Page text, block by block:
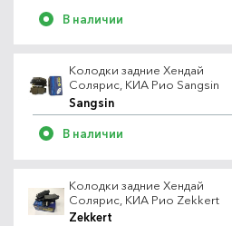
В наличии
Колодки задние Хендай
Солярис, КИА Рио Sangsin
Sangsin
В наличии
Колодки задние Хендай
Солярис, КИА Рио Zekkert
Zekkert